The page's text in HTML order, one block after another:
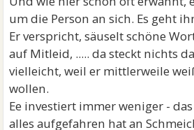
um die Person an sich. Es geht
Er verspricht, säuselt schöne
auf Mitleid, ..... da steckt nichts
vielleicht, weil er mittlerweile
wollen.
Ee investiert immer weniger -
alles aufgefahren hat an